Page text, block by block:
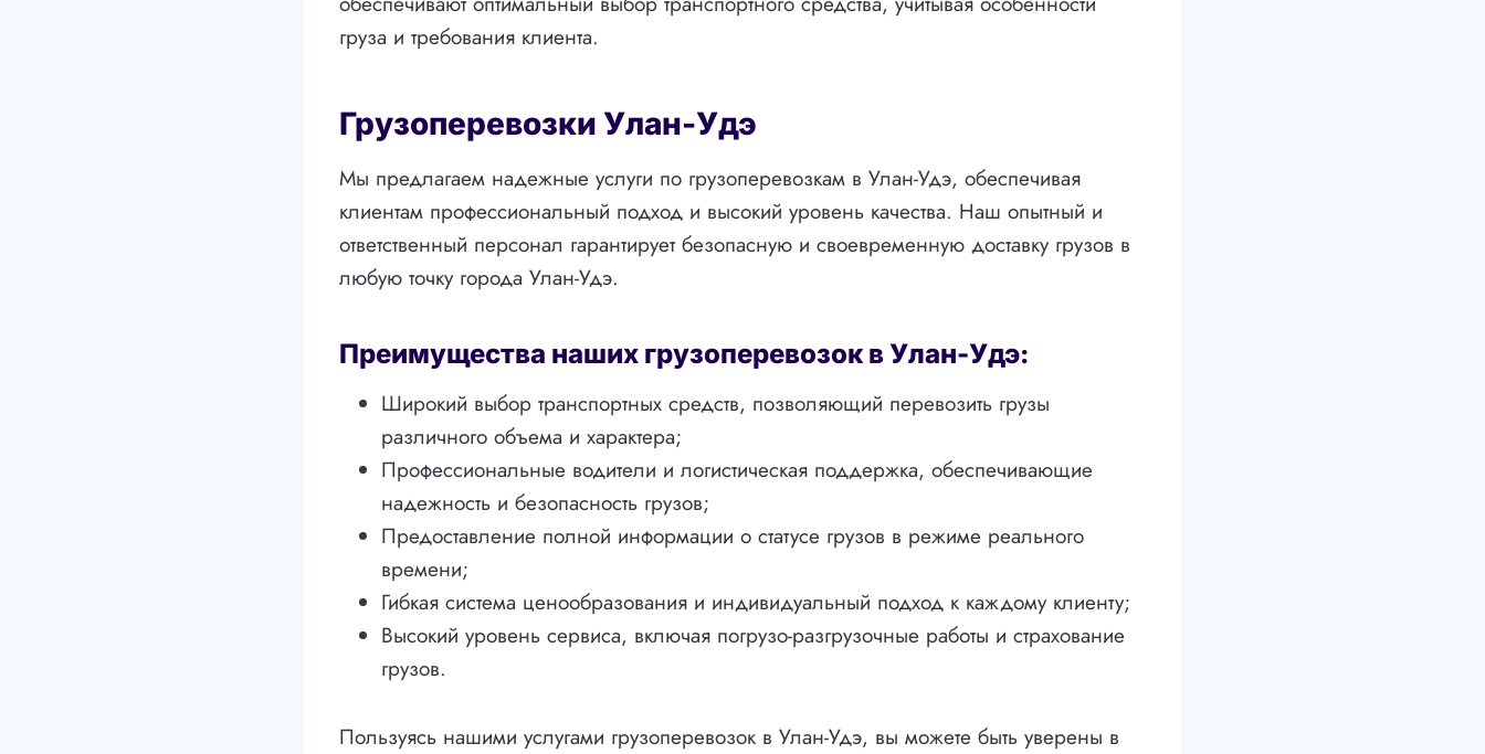
груза и требования клиента.
Грузоперевозки Улан-Удэ
Мы предлагаем надежные услуги по грузоперевозкам в Улан-Удэ, обеспечивая
клиентам профессиональный подход и высокий уровень качества. Наш опытный и
ответственный персонал гарантирует безопасную и своевременную доставку грузов в
любую точку города Улан-Удэ.
Преимущества наших грузоперевозок в Улан-Удэ:
Широкий выбор транспортных средств, позволяющий перевозить грузы
различного объема и характера;
Профессиональные водители и логистическая поддержка, обеспечивающие
надежность и безопасность грузов;
Предоставление полной информации о статусе грузов в режиме реального
времени;
Гибкая система ценообразования и индивидуальный подход к каждому клиенту;
Высокий уровень сервиса, включая погрузо-разгрузочные работы и страхование
грузов.
Пользуясь нашими услугами грузоперевозок в Улан-Удэ, вы можете быть уверены в